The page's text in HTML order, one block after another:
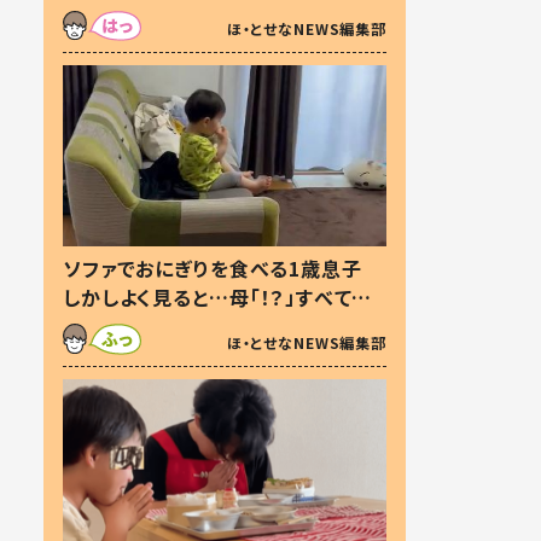
た本音とは
ほ・とせなNEWS編集部
ソファでおにぎりを食べる1歳息子
しかしよく見ると…母「！？」すべてを
察した母の投稿に「可愛いから許
す！」「現行犯〜」
ほ・とせなNEWS編集部